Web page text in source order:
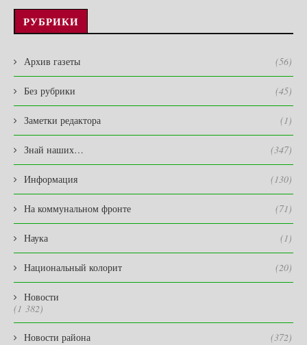
РУБРИКИ
Архив газеты (56)
Без рубрики (45)
Заметки редактора (1)
Знай наших… (347)
Информация (130)
На коммунальном фронте (71)
Наука (1)
Национальный колорит (20)
Новости
(1 382)
Новости района (372)